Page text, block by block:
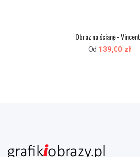
Obraz na ścianę - Vincent...
Od 139,00 zł